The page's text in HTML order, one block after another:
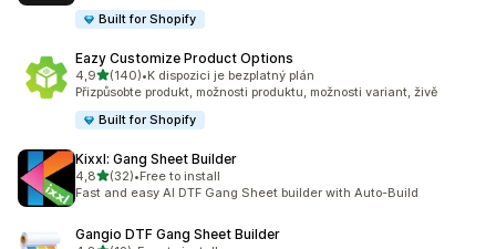
Built for Shopify
Eazy Customize Product Options
4,9z 5 hvězd
(140)
Celkový počet recenzí: 140
•K dispozici je bezplatný plán
Přizpůsobte produkt, možnosti produktu, možnosti variant, živě
Built for Shopify
Kixxl: Gang Sheet Builder
4,8z 5 hvězd
(32)
Celkový počet recenzí: 32
•Free to install
Fast and easy AI DTF Gang Sheet builder with Auto-Build
Gangio DTF Gang Sheet Builder